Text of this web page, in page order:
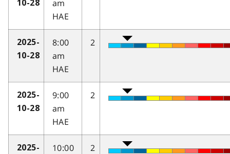
10-28
am
HAE
2025-
10-28
8:00
am
HAE
2
2025-
10-28
9:00
am
HAE
2
2025-
10:00
2